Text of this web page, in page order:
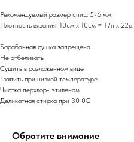
Рекомендуемый размер спиц: 5-6 мм.
Плотность вязания: 10см х 10см = 17п х 22р.
Барабанная сушка запрещена
Не отбеливать
Сушить в разложенном виде
Гладить при низкой температуре
Чистка перхлор- этиленом
Деликатная стирка при 30 0С
Обратите внимание